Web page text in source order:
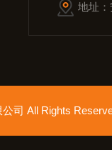
地址
公司 All Rights